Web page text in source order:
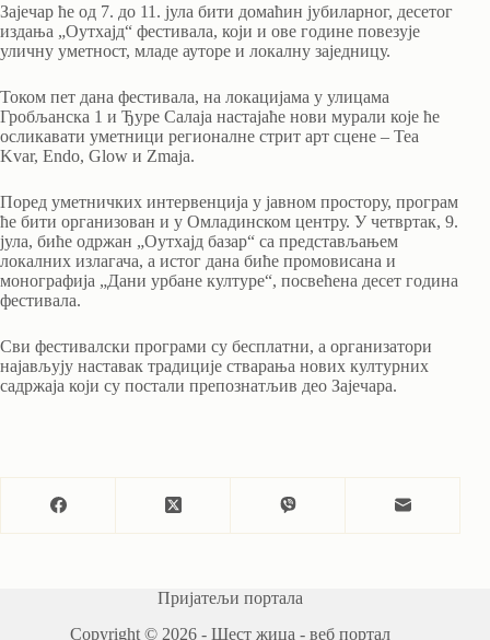
Зајечар ће од 7. до 11. јула бити домаћин јубиларног, десетог
издања „Оутхајд“ фестивала, који и ове године повезује
уличну уметност, младе ауторе и локалну заједницу.
Током пет дана фестивала, на локацијама у улицама
Гробљанска 1 и Ђуре Салаја настајаће нови мурали које ће
осликавати уметници регионалне стрит арт сцене – Tea
Kvar, Endo, Glow и Zmaja.
Поред уметничких интервенција у јавном простору, програм
ће бити организован и у Омладинском центру. У четвртак, 9.
јула, биће одржан „Оутхајд базар“ са представљањем
локалних излагача, а истог дана биће промовисана и
монографија „Дани урбане културе“, посвећена десет година
фестивала.
Сви фестивалски програми су бесплатни, а организатори
најављују наставак традиције стварања нових културних
садржаја који су постали препознатљив део Зајечара.
Пријатељи портала
Copyright © 2026 - Шест жица - веб портал